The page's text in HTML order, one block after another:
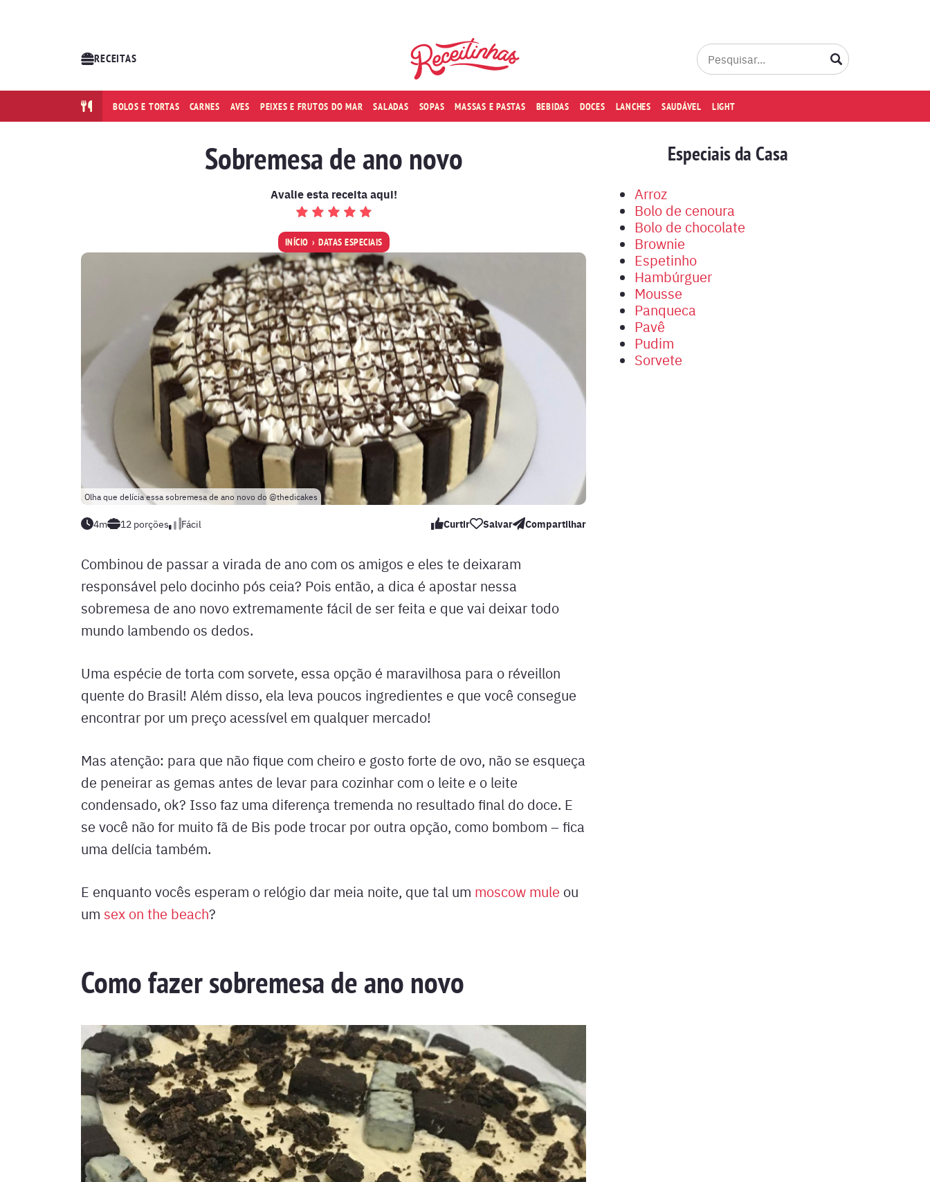
RECEITAS
BOLOS E TORTAS CARNES AVES PEIXES E FRUTOS DO MAR SALADAS SOPAS MASSAS E PASTAS BEBIDAS DOCES LANCHES SAUDÁVEL LIGHT
Sobremesa de ano novo
Avalie esta receita aqui!
INÍCIO DATAS ESPECIAIS
Olha que delícia essa sobremesa de ano novo do @thedicakes
4m 12 porções Fácil Curtir Salvar Compartilhar
Combinou de passar a virada de ano com os amigos e eles te deixaram
responsável pelo docinho pós ceia? Pois então, a dica é apostar nessa
sobremesa de ano novo extremamente fácil de ser feita e que vai deixar todo
mundo lambendo os dedos.
Uma espécie de torta com sorvete, essa opção é maravilhosa para o réveillon
quente do Brasil! Além disso, ela leva poucos ingredientes e que você consegue
encontrar por um preço acessível em qualquer mercado!
Mas atenção: para que não fique com cheiro e gosto forte de ovo, não se esqueça
de peneirar as gemas antes de levar para cozinhar com o leite e o leite
condensado, ok? Isso faz uma diferença tremenda no resultado final do doce. E
se você não for muito fã de Bis pode trocar por outra opção, como bombom – fica
uma delícia também.
E enquanto vocês esperam o relógio dar meia noite, que tal um moscow mule ou
um sex on the beach?
Como fazer sobremesa de ano novo
Especiais da Casa
Arroz
Bolo de cenoura
Bolo de chocolate
Brownie
Espetinho
Hambúrguer
Mousse
Panqueca
Pavê
Pudim
Sorvete